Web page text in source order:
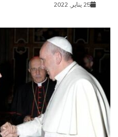
25 يناير, 2022